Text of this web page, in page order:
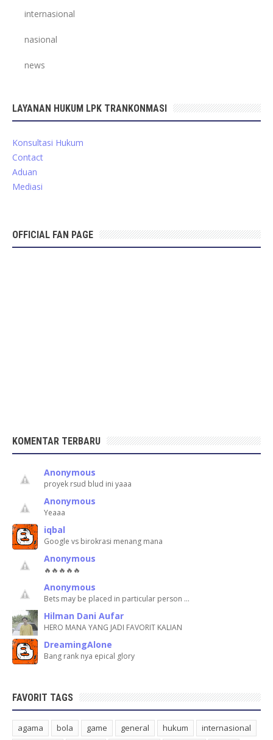
internasional
nasional
news
LAYANAN HUKUM LPK TRANKONMASI
Konsultasi Hukum
Contact
Aduan
Mediasi
OFFICIAL FAN PAGE
KOMENTAR TERBARU
Anonymous
proyek rsud blud ini yaaa
Anonymous
Yeaaa
iqbal
Google vs birokrasi menang mana
Anonymous
🔥🔥🔥🔥🔥
Anonymous
Bets may be placed in particular person …
Hilman Dani Aufar
HERO MANA YANG JADI FAVORIT KALIAN
DreamingAlone
Bang rank nya epical glory
FAVORIT TAGS
agama bola game general hukum internasional